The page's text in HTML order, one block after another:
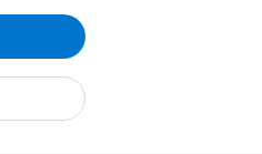
Rückfußes
PREMIUM
Vorfuß HOLE